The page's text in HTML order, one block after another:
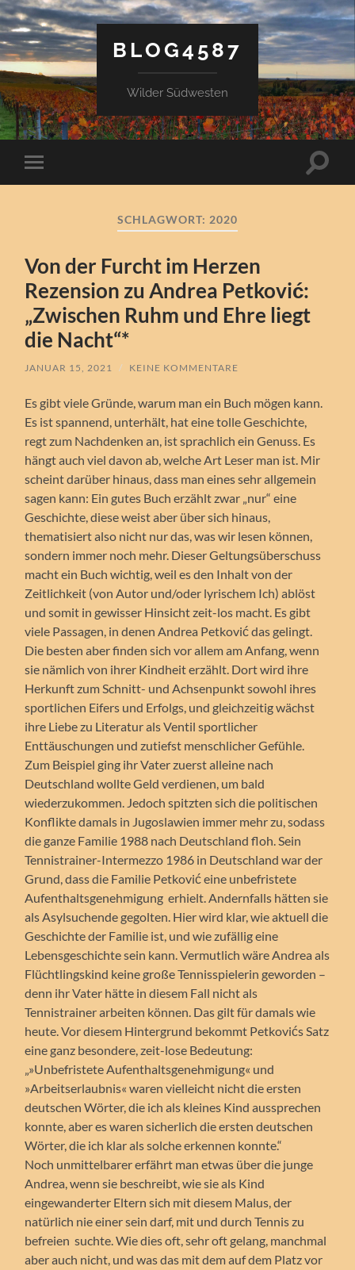
BLOG4587
Wilder Südwesten
Mobile-
Menü
SCHLAGWORT: 2020
Von der Furcht im Herzen
Rezension zu Andrea Petković:
„Zwischen Ruhm und Ehre liegt
die Nacht“*
JANUAR 15, 2021 / KEINE KOMMENTARE
Es gibt viele Gründe, warum man ein Buch mögen kann.
Es ist spannend, unterhält, hat eine tolle Geschichte,
regt zum Nachdenken an, ist sprachlich ein Genuss. Es
hängt auch viel davon ab, welche Art Leser man ist. Mir
scheint darüber hinaus, dass man eines sehr allgemein
sagen kann: Ein gutes Buch erzählt zwar „nur“ eine
Geschichte, diese weist aber über sich hinaus,
thematisiert also nicht nur das, was wir lesen können,
sondern immer noch mehr. Dieser Geltungsüberschuss
macht ein Buch wichtig, weil es den Inhalt von der
Zeitlichkeit (von Autor und/oder lyrischem Ich) ablöst
und somit in gewisser Hinsicht zeit-los macht. Es gibt
viele Passagen, in denen Andrea Petković das gelingt.
Die besten aber finden sich vor allem am Anfang, wenn
sie nämlich von ihrer Kindheit erzählt. Dort wird ihre
Herkunft zum Schnitt- und Achsenpunkt sowohl ihres
sportlichen Eifers und Erfolgs, und gleichzeitig wächst
ihre Liebe zu Literatur als Ventil sportlicher
Enttäuschungen und zutiefst menschlicher Gefühle.
Zum Beispiel ging ihr Vater zuerst alleine nach
Deutschland wollte Geld verdienen, um bald
wiederzukommen. Jedoch spitzten sich die politischen
Konflikte damals in Jugoslawien immer mehr zu, sodass
die ganze Familie 1988 nach Deutschland floh. Sein
Tennistrainer-Intermezzo 1986 in Deutschland war der
Grund, dass die Familie Petković eine unbefristete
Aufenthaltsgenehmigung erhielt. Andernfalls hätten sie
als Asylsuchende gegolten. Hier wird klar, wie aktuell die
Geschichte der Familie ist, und wie zufällig eine
Lebensgeschichte sein kann. Vermutlich wäre Andrea als
Flüchtlingskind keine große Tennisspielerin geworden –
denn ihr Vater hätte in diesem Fall nicht als
Tennistrainer arbeiten können. Das gilt für damals wie
heute. Vor diesem Hintergrund bekommt Petkovićs Satz
eine ganz besondere, zeit-lose Bedeutung:
„»Unbefristete Aufenthaltsgenehmigung« und
»Arbeitserlaubnis« waren vielleicht nicht die ersten
deutschen Wörter, die ich als kleines Kind aussprechen
konnte, aber es waren sicherlich die ersten deutschen
Wörter, die ich klar als solche erkennen konnte.“
Noch unmittelbarer erfährt man etwas über die junge
Andrea, wenn sie beschreibt, wie sie als Kind
eingewanderter Eltern sich mit diesem Malus, der
natürlich nie einer sein darf, mit und durch Tennis zu
befreien suchte. Wie dies oft, sehr oft gelang, manchmal
aber auch nicht, und was das mit dem auf dem Platz vor